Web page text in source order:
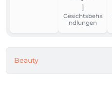
Gesichtsbeha
ndlungen
Beauty